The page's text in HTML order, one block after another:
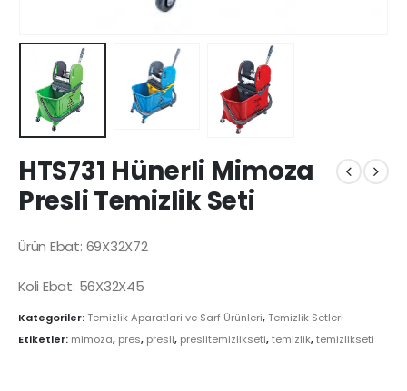
HTS731 Hünerli Mimoza
Presli Temizlik Seti
Ürün Ebat: 69X32X72
Koli Ebat: 56X32X45
Kategoriler:Temizlik Aparatlari ve Sarf Ürünleri,Temizlik Setleri
Etiketler: mimoza, pres, presli, preslitemizlikseti,temizlik,temizlikseti